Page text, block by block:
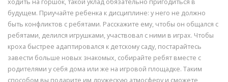
ходить на горшок, такой уклад обязательно пригодиться в
будущем. Приучайте ребенка к дисциплине: у него не должно
быть конфликтов с ребятами. Расскажите ему, чтобы он общался с
ребятами, делился игрушками, участвовал с ними в играх. Чтобы
кроха быстрее адаптировался к детскому саду, постарайтесь
завести больше новых знакомых, собирайте ребят вместе с
родителями у себя дома или же на игровой площадке. Таким
способом вы подарите им дружескую атмосферу и сможете